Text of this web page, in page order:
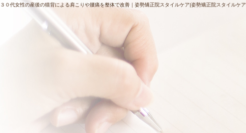
３０代女性の産後の猫背による肩こりや腰痛を整体で改善｜姿勢矯正院スタイルケア|姿勢矯正院スタイルケア